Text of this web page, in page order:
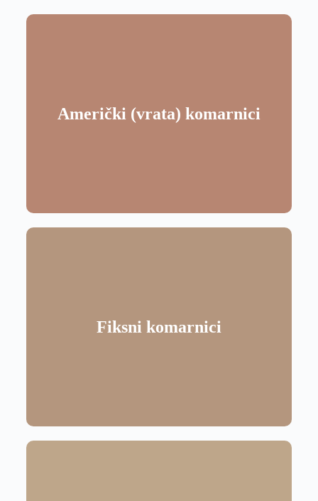
Američki (vrata) komarnici
Fiksni komarnici